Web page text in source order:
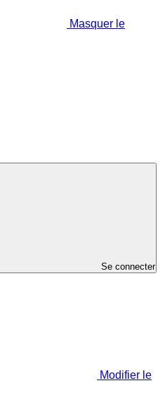
Masquer le
Se connecter
Modifier le